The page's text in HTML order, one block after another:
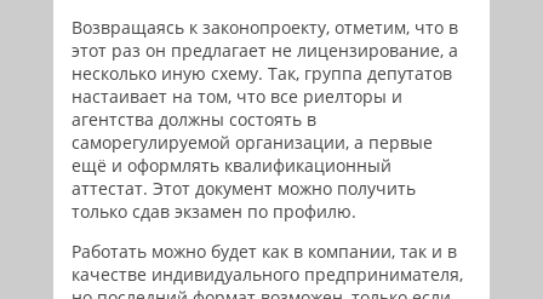
Возвращаясь к законопроекту, отметим, что в
этот раз он предлагает не лицензирование, а
несколько иную схему. Так, группа депутатов
настаивает на том, что все риелторы и
агентства должны состоять в
саморегулируемой организации, а первые
ещё и оформлять квалификационный
аттестат. Этот документ можно получить
только сдав экзамен по профилю.
Работать можно будет как в компании, так и в
качестве индивидуального предпринимателя,